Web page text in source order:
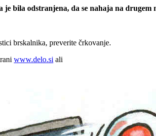
bila odstranjena, da se nahaja na drugem
brskalnika, preverite črkovanje.
www.delo.si ali